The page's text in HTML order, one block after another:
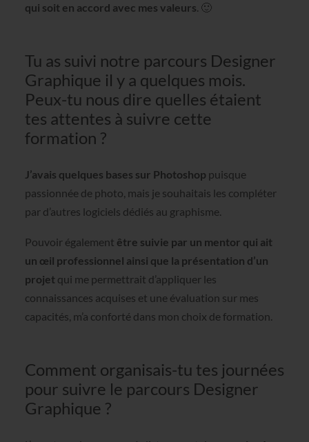
qui soit en accord avec mes valeurs. 🙂
Tu as suivi notre parcours Designer
Graphique il y a quelques mois.
Peux-tu nous dire quelles étaient
tes attentes à suivre cette
formation ?
J’avais quelques bases sur Photoshop puisque
passionnée de photo, mais je souhaitais les compléter
par d’autres logiciels dédiés au graphisme.
Pouvoir également être suivie par un mentor qui ait
un œil professionnel ainsi que la présentation d’un
projet qui me permettrait d’appliquer les
connaissances acquises et une évaluation sur mes
capacités, m’a conforté dans mon choix de formation.
Comment organisais-tu tes journées
pour suivre le parcours Designer
Graphique ?